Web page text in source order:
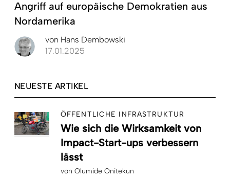
Angriff auf europäische Demokratien aus
Nordamerika
von Hans Dembowski
17.01.2025
NEUESTE ARTIKEL
ÖFFENTLICHE INFRASTRUKTUR
Wie sich die Wirksamkeit von
Impact-Start-ups verbessern
lässt
von Olumide Onitekun